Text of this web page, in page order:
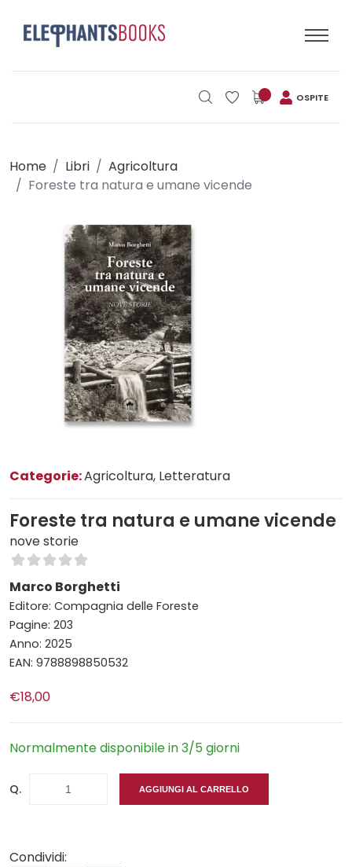
OSPITE
Home Libri
Agricoltura
Foreste tra natura e umane vicende
Categorie:Agricoltura, Letteratura
Foreste tra natura e umane vicende
nove storie
Marco Borghetti
Editore: Compagnia delle Foreste
Pagine: 203
Anno: 2025
EAN: 9788898850532
€18,00
Normalmente disponibile in 3/5 giorni
Q. AGGIUNGI AL CARRELLO
Condividi: